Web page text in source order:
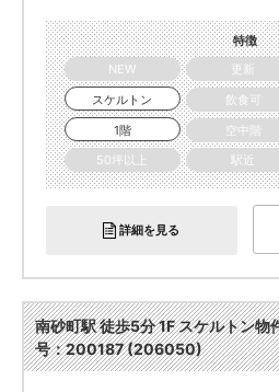
特徴
NEW
更新
スケルトン
飲食可
1階
空中階
50坪以上
駅近
詳細を見る
南砂町駅 徒歩5分 1F スケルトン物
号：200187 (206050)